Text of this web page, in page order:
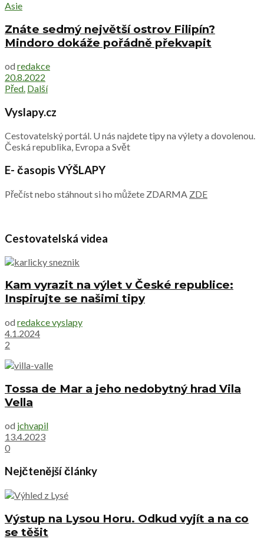
Asie
Znáte sedmý největší ostrov Filipín?
Mindoro dokáže pořádně překvapit
od redakce
20.8.2022
Před. Další
Vyslapy.cz
Cestovatelský portál. U nás najdete tipy na výlety a dovolenou.
Česká republika, Evropa a Svět
E- časopis VÝŠLAPY
Přečíst nebo stáhnout si ho můžete ZDARMA ZDE
Cestovatelská videa
Kam vyrazit na výlet v České republice:
Inspirujte se našimi tipy
od redakce vyslapy
4.1.2024
2
Tossa de Mar a jeho nedobytný hrad Vila
Vella
od jchvapil
13.4.2023
0
Nejčtenější články
Výstup na Lysou Horu. Odkud vyjít a na co
se těšit